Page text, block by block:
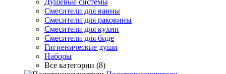
Душевые системы
Смесители для ванны
Смесители для раковины
Смесители для кухни
Смесители для биде
Гигиенические души
Наборы
Все категории (8)